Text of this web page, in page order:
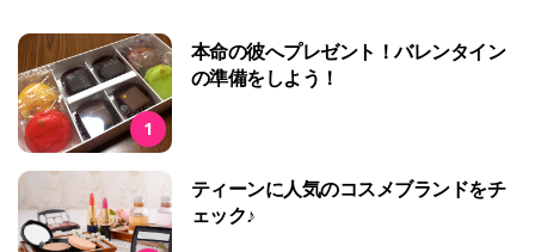
1
本命の彼へプレゼント！バレンタイン
の準備をしよう！
ティーンに人気のコスメブランドをチ
ェック♪